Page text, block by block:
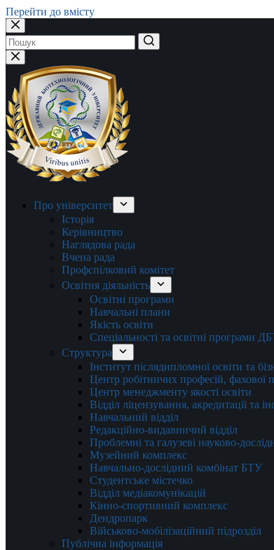
Перейти до вмісту
Немає
результатів
Про університет
Історія
Керівництво
Наглядова рада
Вчена рада
Профспілковий комітет
Освітня діяльність
Освітні програми
Навчальні плани
Якість освіти
Спеціальності та освітні програми
Структура
Інститут післядипломної освіти та
Центр робітничих професій, фахової
Центр менеджменту якості освіти
Відділ ліцензування, акредитації та
Навчальний відділ
Редакційно-видавничий відділ
Проблемні та галузеві науково-
Музейний комплекс
Навчально-дослідний комбінат БТУ
Студентське містечко
Відділ медіакомунікацій
Кінно-спортивний комплекс
Дендропарк
Військово-мобілізаційний підрозділ
Публічна інформація